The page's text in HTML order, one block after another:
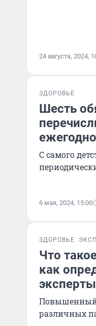
24 августа, 2024,
ЗДОРОВЬЕ
Шесть
С самого
6 мая, 2024, 15:00
ЗДОРОВЬЕ
Что
как
эксперты
Повышенный
различных